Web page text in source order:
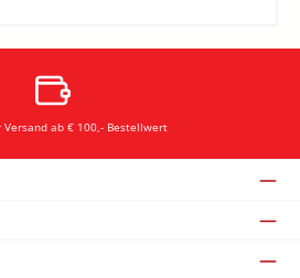
Versand ab € 100,- Bestellwert